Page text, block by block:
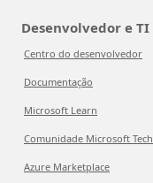
Desenvolvedor e TI
Centro do desenvolvedor
Documentação
Microsoft Learn
Comunidade Microsoft Tech
Azure Marketplace